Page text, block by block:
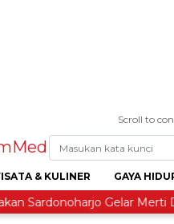
Scroll to
& KULINER GAYA
Gelar Merti